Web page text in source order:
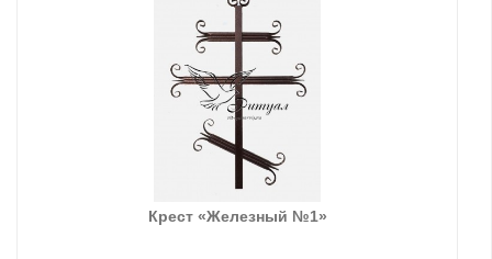
Крест «Железный №1»